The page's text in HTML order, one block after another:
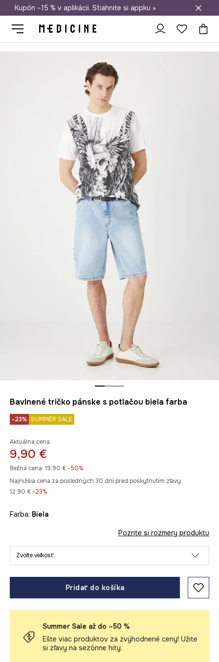
Doprava zadarmo od 50 €
Kupón –15 % v aplikácii. Stiahnite si appku »
Bavlnené tričko pánske s potlačou biela farba
-23% SUMMER SALE
Aktuálna cena:
9,90 €
Bežná cena: 19,90 € -50%
Najnižšia cena za posledných 30 dní pred poskytnutím zľavy:
12,90 € -23%
Farba: biela
Pozrite si rozmery produktu
Zvoľte veľkosť
Pridať do košíka
Summer Sale až do –50 %
Ešte viac produktov za zvýhodnené ceny! Užite
si zľavy na sezónne hity.